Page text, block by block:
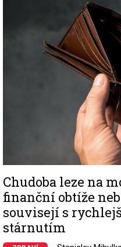
Chudoba leze na
finanční obtíže
souvisejí s
stárnutím